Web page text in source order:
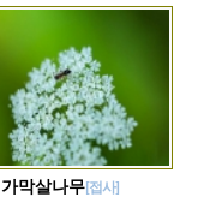
가막살나무[접사]